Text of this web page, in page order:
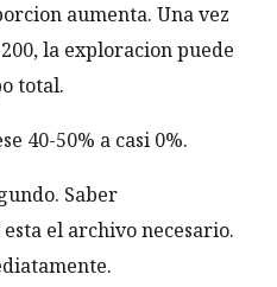
aumenta. Una vez
la exploracion puede
total.
40-50% a casi 0%.
Saber
el archivo necesario.